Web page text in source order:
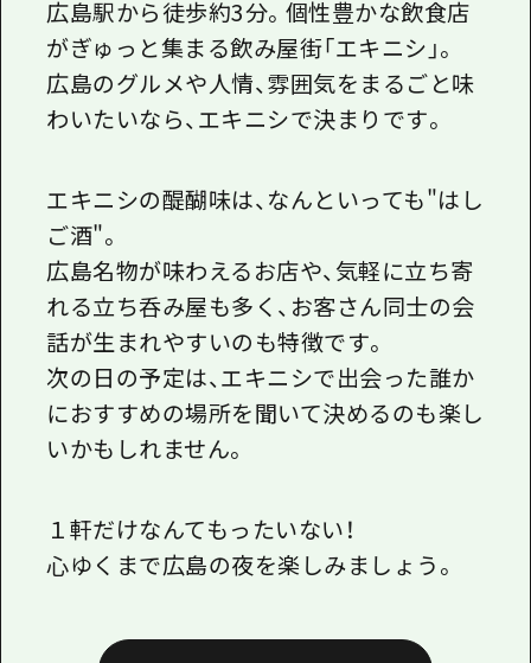
広島駅から徒歩約3分。個性豊かな飲食店
がぎゅっと集まる飲み屋街「エキニシ」。
広島のグルメや人情、雰囲気をまるごと味
わいたいなら、エキニシで決まりです。
エキニシの醍醐味は、なんといっても"はし
ご酒"。
広島名物が味わえるお店や、気軽に立ち寄
れる立ち呑み屋も多く、お客さん同士の会
話が生まれやすいのも特徴です。
次の日の予定は、エキニシで出会った誰か
におすすめの場所を聞いて決めるのも楽し
いかもしれません。
１軒だけなんてもったいない！
心ゆくまで広島の夜を楽しみましょう。